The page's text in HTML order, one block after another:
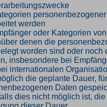
werden
oder Kategorien
denen die
worden sind oder noch
insbesondere bei
internationalen
die geplante Dauer,
Daten
dies nicht möglich ist,